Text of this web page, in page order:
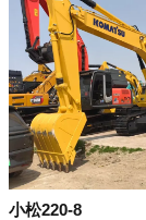
小松220-8